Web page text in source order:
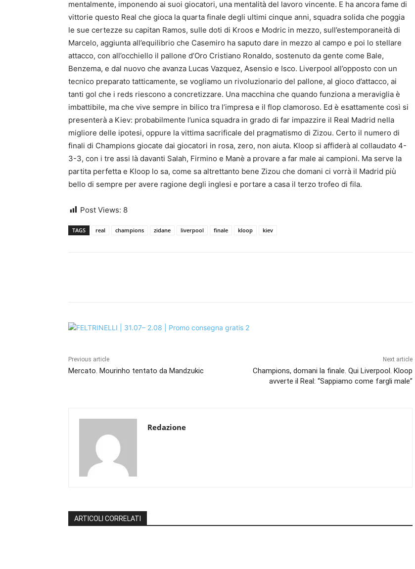
mentalmente, imponendo ai suoi giocatori, una mentalità del lavoro vincente. E ha ancora fame di
vittorie questo Real che gioca la quarta finale degli ultimi cinque anni, squadra solida che poggia
le sue certezze su capitan Ramos, sulle doti di Kroos e Modric in mezzo, sull’estemporaneità di
Marcelo, aggiunta all’equilibrio che Casemiro ha saputo dare in mezzo al campo e poi lo stellare
attacco, con all’occhiello il pallone d’Oro Cristiano Ronaldo, sostenuto da gente come Bale,
Benzema, e dal nuovo che avanza Lucas Vazquez, Asensio e Isco. Liverpool all’opposto con un
tecnico preparato tatticamente, se vogliamo un rivoluzionario del pallone, al gioco d’attacco, ai
tanti gol che i reds riescono a concretizzare. Una macchina che quando funziona a meraviglia è
imbattibile, ma che vive sempre in bilico tra l’impresa e il flop clamoroso. Ed è esattamente così si
presenterà a Kiev: probabilmente l’unica squadra in grado di far impazzire il Real Madrid nella
migliore delle ipotesi, oppure la vittima sacrificale del pragmatismo di Zizou. Certo il numero di
finali di Champions giocate dai giocatori in rosa, zero, non aiuta. Kloop si affiderà al collaudato 4-
3-3, con i tre assi là davanti Salah, Firmino e Manè a provare a far male ai campioni. Ma serve la
partita perfetta e Kloop lo sa, come sa altrettanto bene Zizou che domani ci vorrà il Madrid più
bello di sempre per avere ragione degli inglesi e portare a casa il terzo trofeo di fila.
Post Views: 8
TAGS real champions zidane liverpool finale kloop kiev
Previous article
Mercato. Mourinho tentato da Mandzukic
Next article
Champions, domani la finale. Qui Liverpool. Kloop
avverte il Real: “Sappiamo come fargli male”
Redazione
ARTICOLI CORRELATI